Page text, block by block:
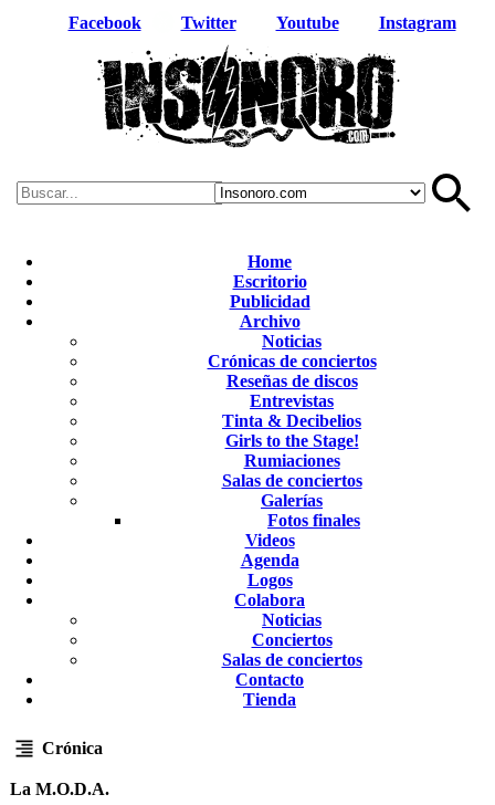
Facebook Twitter Youtube Instagram
Home
Escritorio
Publicidad
Archivo
Noticias
Crónicas de conciertos
Reseñas de discos
Entrevistas
Tinta & Decibelios
Girls to the Stage!
Rumiaciones
Salas de conciertos
Galerías
Fotos finales
Videos
Agenda
Logos
Colabora
Noticias
Conciertos
Salas de conciertos
Contacto
Tienda
Crónica
La M.O.D.A.